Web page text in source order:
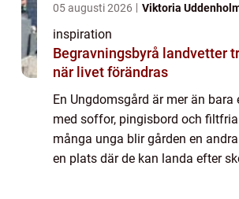
05 augusti 2026 Viktoria
inspiration
Begravningsbyrå landvetter trygg hjälp
när livet förändras
En Ungdomsgård är mer än bara
med soffor, pingisbord och
många unga blir gården en
en plats där de kan landa efter